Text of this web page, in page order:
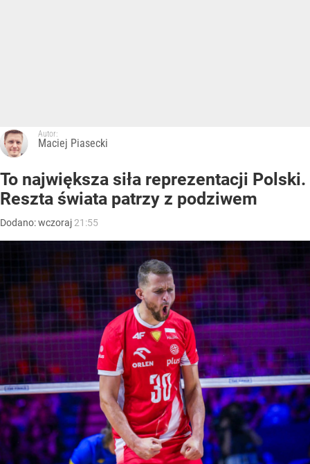
Autor:
Maciej Piasecki
To największa siła reprezentacji Polski.
Reszta świata patrzy z podziwem
Dodano:wczoraj 21:55